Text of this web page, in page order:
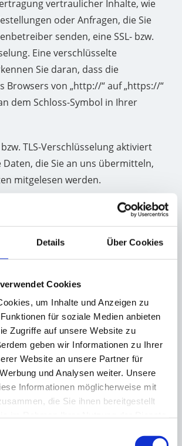
Details Über Cookies
Cookies
um Inhalte und Anzeigen zu
für soziale Medien anbieten
Zugriffe auf unsere Website zu
geben wir Informationen zu Ihrer
Website an unsere Partner für
und Analysen weiter. Unsere
Informationen möglicherweise mit
die Sie ihnen bereitgestellt
vertraulicher Inhalte, wie
oder Anfragen, die Sie
senden, eine SSL- bzw.
Eine verschlüsselte
Sie daran, dass die
Browsers von „http://“ auf „https://“
dem Schloss-Symbol in Ihrer
TLS-Verschlüsselung aktiviert
Daten, die Sie an uns übermitteln,
mitgelesen werden.
UND BERICHTIGUNG
der geltenden gesetzlichen
jederzeit das Recht auf
über Ihre gespeicherten
auf Berichtigung oder Löschung
sowie zu weiteren Fragen zum
Daten können Sie sich
im Impressum angegebenen
wenden.
DER VERARBEITUNG
die Einschränkung der
personenbezogenen Daten zu